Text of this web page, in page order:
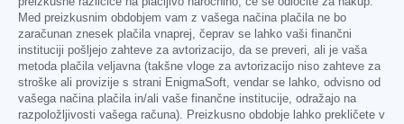
Med preizkusnim obdobjem vam z vašega načina plačila ne bo
zaračunan znesek plačila vnaprej, čeprav se lahko vaši finančni
instituciji pošljejo zahteve za avtorizacijo, da se preveri, ali je vaša
metoda plačila veljavna (takšne vloge za avtorizacijo niso zahteve za
stroške ali provizije s strani EnigmaSoft, vendar se lahko, odvisno od
vašega načina plačila in/ali vaše finančne institucije, odražajo na
razpoložljivosti vašega računa). Preizkusno obdobje lahko prekličete v